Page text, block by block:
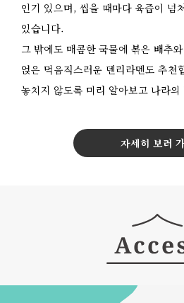
인기 있으며, 씹을 때마다 육즙이 넘
있습니다.
그 밖에도 매콤한 국물에 볶은 배추
얹은 먹음직스러운 덴리라멘도 추천
놓치지 않도록 미리 알아보고 나라
자세히 보러